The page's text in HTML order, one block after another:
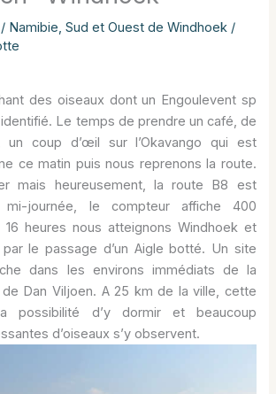
/ Namibie,Sud et Ouest de Windhoek /
des oiseaux dont un Engoulevent sp
identifié. Le temps de prendre un café, de
un coup d’œil sur l’Okavango qui est
ce matin puis nous reprenons la route.
mais heureusement, la route B8 est
mi-journée, le compteur affiche 400
16 heures nous atteignons Windhoek et
le passage d’un Aigle botté. Un site
dans les environs immédiats de la
de Dan Viljoen. A 25 km de la ville, cette
possibilité d’y dormir et beaucoup
d’oiseaux s’y observent.